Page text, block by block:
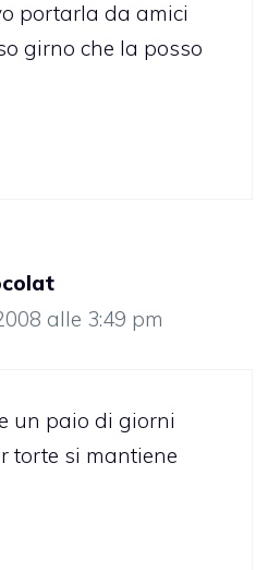
portarla da amici
girno che la posso
alle 3:49 pm
un paio di giorni
torte si mantiene